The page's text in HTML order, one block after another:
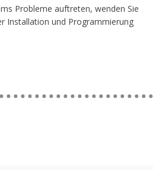
Probleme auftreten, wenden Sie
Installation und Programmierung